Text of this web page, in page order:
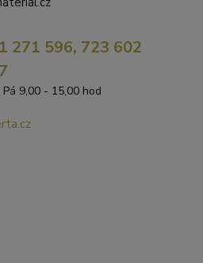
271 596, 723 602
Pá 9,00 - 15,00 hod